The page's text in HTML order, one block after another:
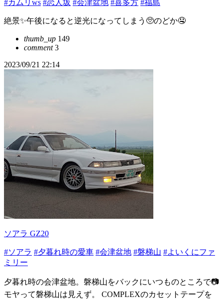
#カムリws #恋人坂 #会津盆地 #喜多方 #福島
絶景✨午後になると逆光になってしまう🥺のどか🤤
thumb_up 149
comment3
2023/09/21 22:14
ソアラ GZ20
#ソアラ #夕暮れ時の愛車 #会津盆地 #磐梯山 #よいくにファ
ミリー
夕暮れ時の会津盆地。磐梯山をバックにいつものところで📷
モヤって磐梯山は見えず。 COMPLEXのカセットテープを